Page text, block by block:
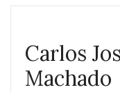
Carlos
Machado